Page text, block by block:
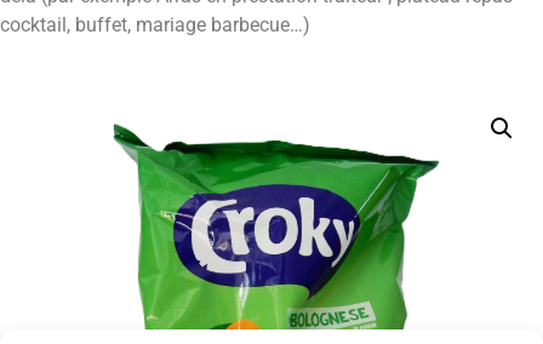
cocktail, buffet, mariage barbecue…)